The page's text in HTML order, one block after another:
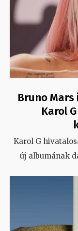
Bruno
Karol
Karol G
új albumának